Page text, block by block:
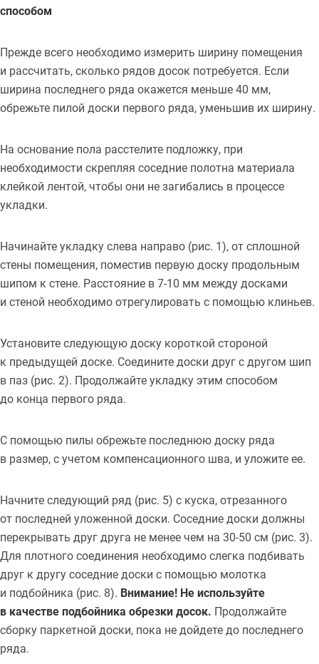
способом
Прежде всего необходимо измерить ширину помещения
и рассчитать, сколько рядов досок потребуется. Если
ширина последнего ряда окажется меньше 40 мм,
обрежьте пилой доски первого ряда, уменьшив их ширину.
На основание пола расстелите подложку, при
необходимости скрепляя соседние полотна материала
клейкой лентой, чтобы они не загибались в процессе
укладки.
Начинайте укладку слева направо (рис. 1), от сплошной
стены помещения, поместив первую доску продольным
шипом к стене. Расстояние в 7-10 мм между досками
и стеной необходимо отрегулировать с помощью клиньев.
Установите следующую доску короткой стороной
к предыдущей доске. Соедините доски друг с другом шип
в паз (рис. 2). Продолжайте укладку этим способом
до конца первого ряда.
С помощью пилы обрежьте последнюю доску ряда
в размер, с учетом компенсационного шва, и уложите ее.
Начните следующий ряд (рис. 5) с куска, отрезанного
от последней уложенной доски. Соседние доски должны
перекрывать друг друга не менее чем на 30-50 см (рис. 3).
Для плотного соединения необходимо слегка подбивать
друг к другу соседние доски с помощью молотка
и подбойника (рис. 8). Внимание! Не используйте
в качестве подбойника обрезки досок. Продолжайте
сборку паркетной доски, пока не дойдете до последнего
ряда.